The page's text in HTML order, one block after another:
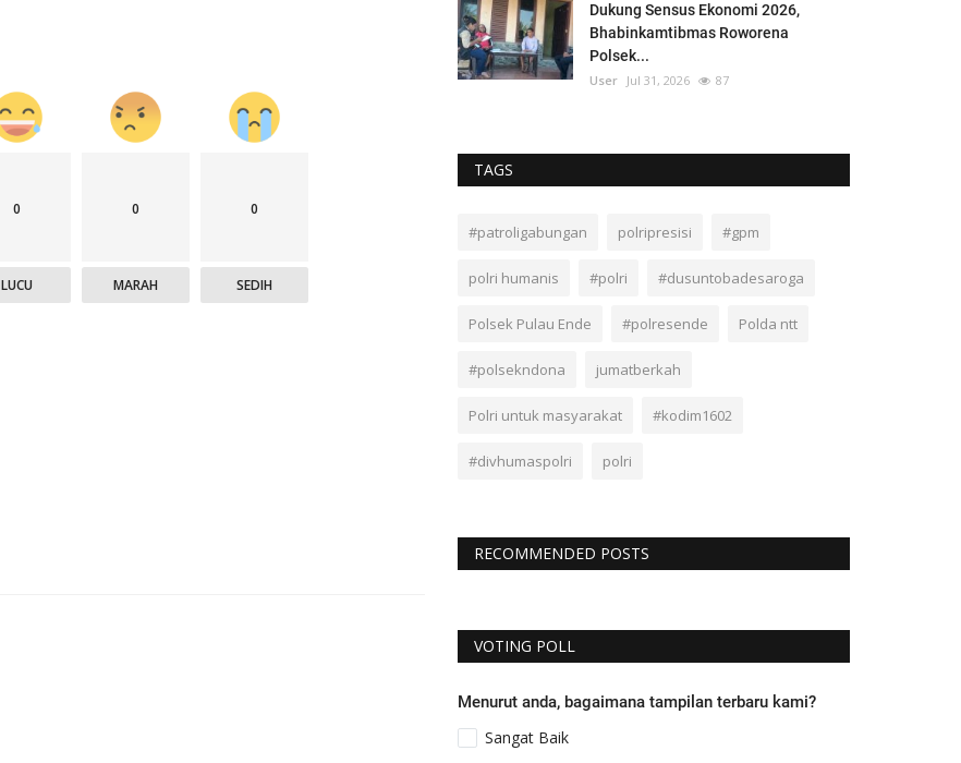
0
LUCU
0
MARAH
0
SEDIH
Dukung Sensus Ekonomi 2026,
Bhabinkamtibmas Roworena
Polsek...
User Jul 31, 2026 87
TAGS
#patroligabungan polripresisi #gpm
polri humanis #polri #dusuntobadesaroga
Polsek Pulau Ende #polresende Polda ntt
#polsekndona jumatberkah
Polri untuk masyarakat #kodim1602
#divhumaspolri polri
RECOMMENDED POSTS
VOTING POLL
Menurut anda, bagaimana tampilan terbaru kami?
Sangat Baik